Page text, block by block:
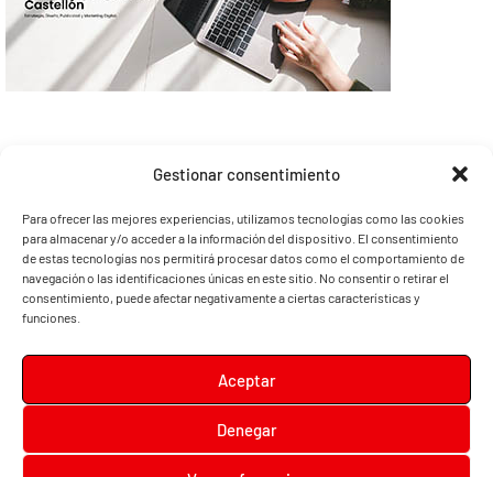
Gestionar consentimiento
Para ofrecer las mejores experiencias, utilizamos tecnologías como las cookies
para almacenar y/o acceder a la información del dispositivo. El consentimiento
de estas tecnologías nos permitirá procesar datos como el comportamiento de
navegación o las identificaciones únicas en este sitio. No consentir o retirar el
consentimiento, puede afectar negativamente a ciertas características y
funciones.
Aceptar
Denegar
Diari la Terreta